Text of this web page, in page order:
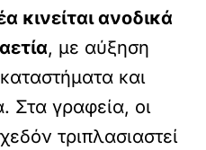
κινείται ανοδικά
, με αύξηση
και
Στα γραφεία, οι
τριπλασιαστεί